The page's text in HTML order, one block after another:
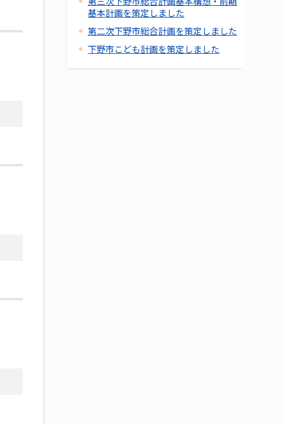
基本計画を策定しました
第二次下野市総合計画を策定しました
下野市こども計画を策定しました